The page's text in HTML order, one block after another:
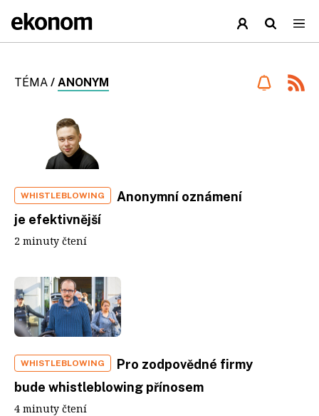
TÉMA / ANONYM
WHISTLEBLOWING
Anonymní oznámení
je efektivnější
2 minuty čtení
WHISTLEBLOWING
Pro zodpovědné firmy
bude whistleblowing přínosem
4 minuty čtení